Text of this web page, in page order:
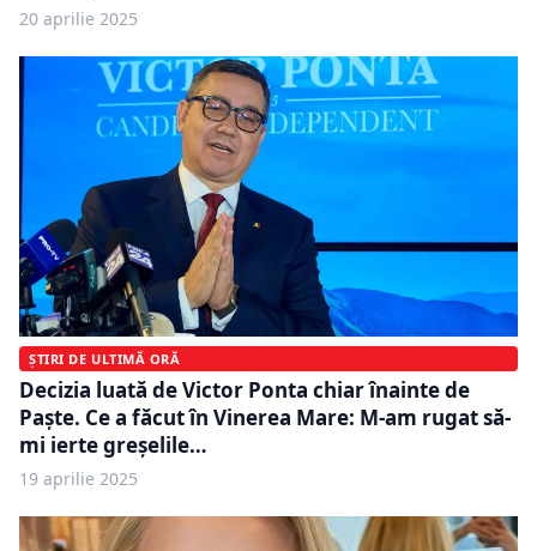
20 aprilie 2025
ȘTIRI DE ULTIMĂ ORĂ
Decizia luată de Victor Ponta chiar înainte de
Paște. Ce a făcut în Vinerea Mare: M-am rugat să-
mi ierte greșelile…
19 aprilie 2025